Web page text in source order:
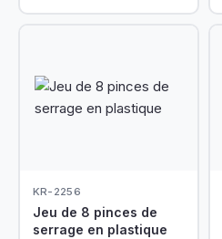
KR-2256
Jeu de 8 pinces de
serrage en plastique